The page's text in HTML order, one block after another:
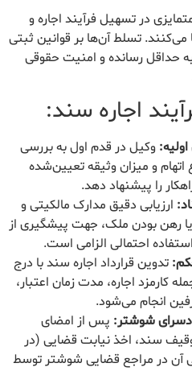
در تسهیل فرآیند اجاره و
تسلط آن‌ها بر قوانین ثبتی
حداقل رسانده و امنیت حقوقی
اجاره سند:
وکیل در قدم اول به بررسی
و میزان وثیقه تعیین‌شده
را پیشنهاد دهد.
ارزیابی دقیق مدارک مالکیتی و
رهن بودن ملک، جهت پیشگیری از
احتمالی الزامی است.
تدوین قرارداد اجاره سند با درج
کارمزد اجاره، مدت زمان اعتبار،
انجام می‌شود.
شوشتر: پس از امضای
سند، اخذ نیابت قضایی (در
آن در مراجع قضایی شوشتر توسط